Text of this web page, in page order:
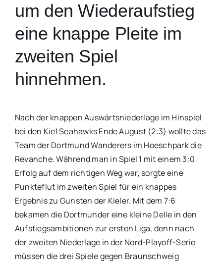
um den Wiederaufstieg
eine knappe Pleite im
zweiten Spiel
hinnehmen.
Nach der knappen Auswärtsniederlage im Hinspiel
bei den Kiel Seahawks Ende August (2:3) wollte das
Team der Dortmund Wanderers im Hoeschpark die
Revanche. Während man in Spiel 1 mit einem 3:0
Erfolg auf dem richtigen Weg war, sorgte eine
Punkteflut im zweiten Spiel für ein knappes
Ergebnis zu Gunsten der Kieler. Mit dem 7:6
bekamen die Dortmunder eine kleine Delle in den
Aufstiegsambitionen zur ersten Liga, denn nach
der zweiten Niederlage in der Nord-Playoff-Serie
müssen die drei Spiele gegen Braunschweig